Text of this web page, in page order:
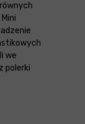
we
polerki